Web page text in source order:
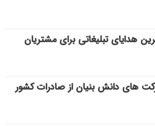
هدایای تبلیغاتی برای مشتریان
های دانش بنیان از صادرات کشور